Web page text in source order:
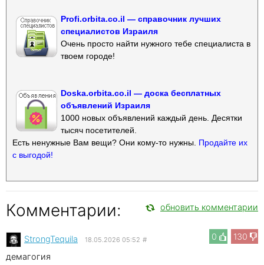
Profi.orbita.co.il — справочник лучших
специалистов Израиля
Очень просто найти нужного тебе специалиста в
твоем городе!
Doska.orbita.co.il — доска бесплатных
объявлений Израиля
1000 новых объявлений каждый день. Десятки
тысяч посетителей.
Есть ненужные Вам вещи? Они кому-то нужны. Продайте их
с выгодой!
Комментарии: обновить комментарии
0 130
StrongTequila 18.05.2026 05:52 #
демагогия